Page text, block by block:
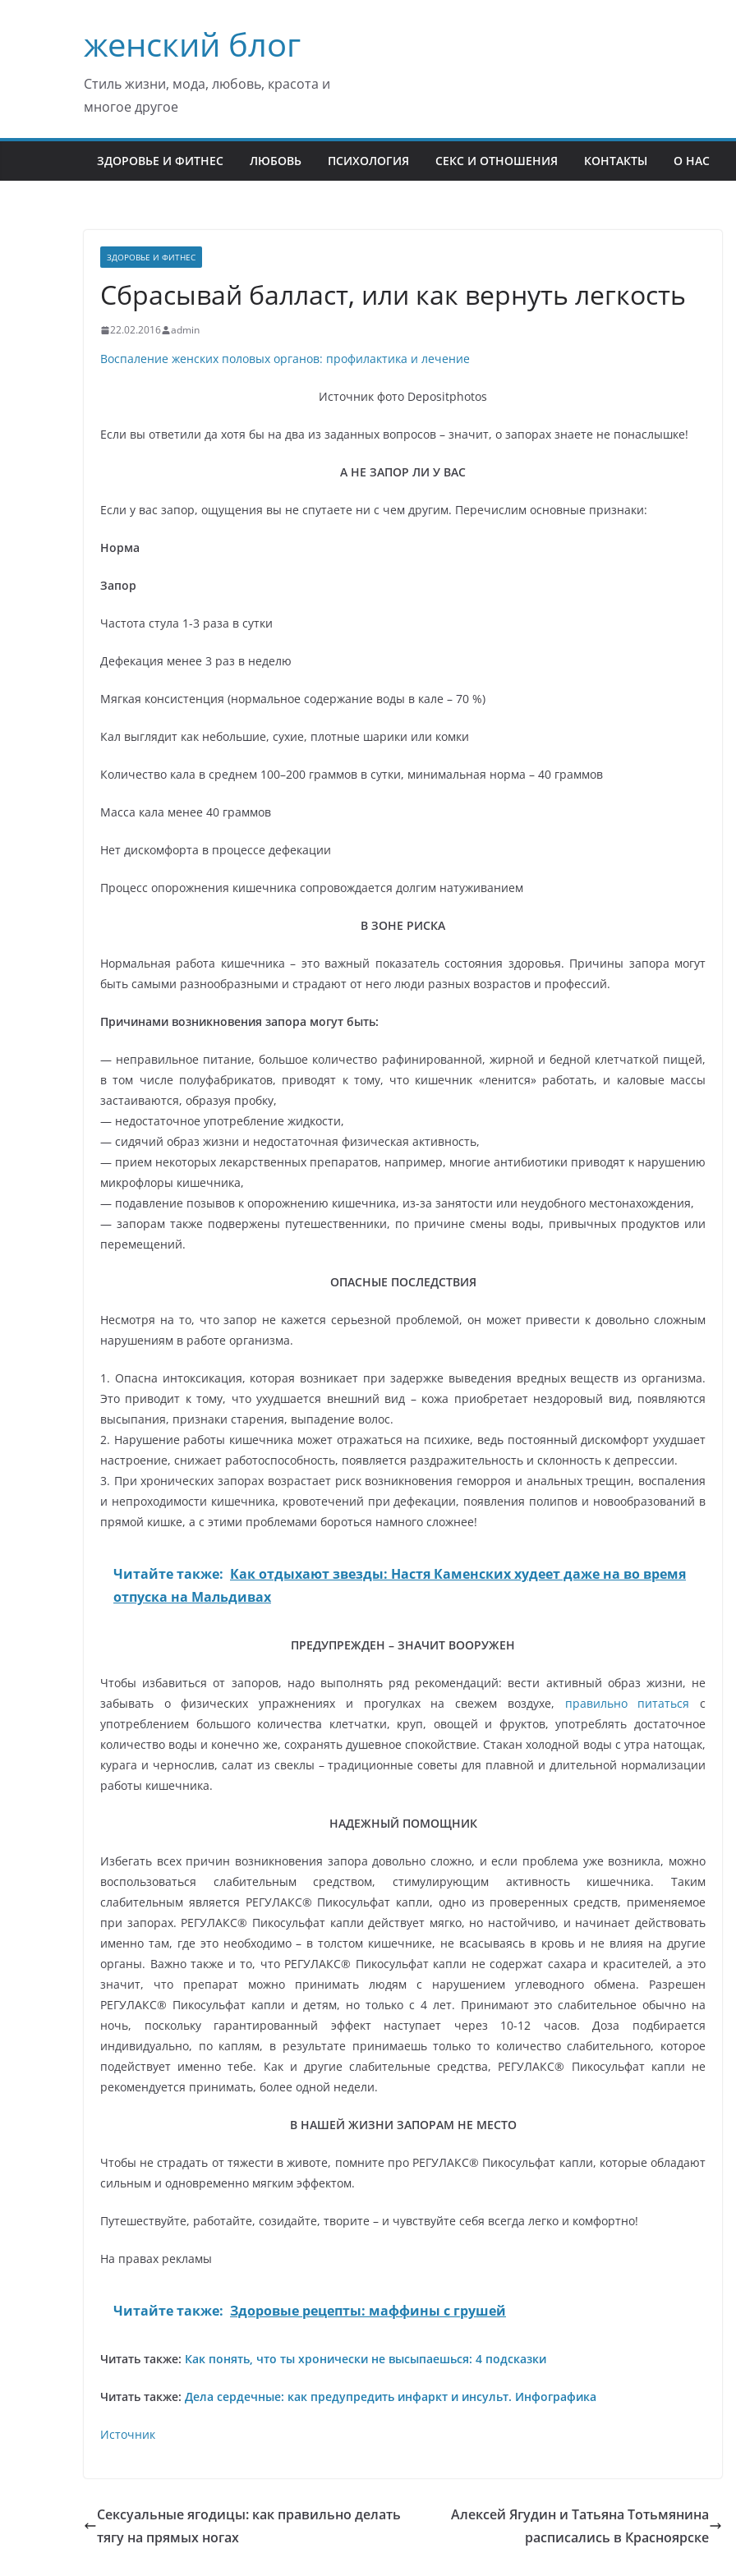
содержимомуженский блог
Стиль жизни, мода, любовь, красота и
многое другое
ЗДОРОВЬЕ И ФИТНЕС ЛЮБОВЬ ПСИХОЛОГИЯ СЕКС И ОТНОШЕНИЯ КОНТАКТЫ О НАС
ЗДОРОВЬЕ И ФИТНЕС
Сбрасывай балласт, или как вернуть легкость
22.02.2016 admin
Воспаление женских половых органов: профилактика и лечение
Источник фото Depositphotos
Если вы ответили да хотя бы на два из заданных вопросов – значит, о запорах знаете не понаслышке!
А НЕ ЗАПОР ЛИ У ВАС
Если у вас запор, ощущения вы не спутаете ни с чем другим. Перечислим основные признаки:
Норма
Запор
Частота стула 1-3 раза в сутки
Дефекация менее 3 раз в неделю
Мягкая консистенция (нормальное содержание воды в кале – 70 %)
Кал выглядит как небольшие, сухие, плотные шарики или комки
Количество кала в среднем 100–200 граммов в сутки, минимальная норма – 40 граммов
Масса кала менее 40 граммов
Нет дискомфорта в процессе дефекации
Процесс опорожнения кишечника сопровождается долгим натуживанием
В ЗОНЕ РИСКА
Нормальная работа кишечника – это важный показатель состояния здоровья. Причины запора могут
быть самыми разнообразными и страдают от него люди разных возрастов и профессий.
Причинами возникновения запора могут быть:
— неправильное питание, большое количество рафинированной, жирной и бедной клетчаткой пищей,
в том числе полуфабрикатов, приводят к тому, что кишечник «ленится» работать, и каловые массы
застаиваются, образуя пробку,
— недостаточное употребление жидкости,
— сидячий образ жизни и недостаточная физическая активность,
— прием некоторых лекарственных препаратов, например, многие антибиотики приводят к нарушению
микрофлоры кишечника,
— подавление позывов к опорожнению кишечника, из-за занятости или неудобного местонахождения,
— запорам также подвержены путешественники, по причине смены воды, привычных продуктов или
перемещений.
ОПАСНЫЕ ПОСЛЕДСТВИЯ
Несмотря на то, что запор не кажется серьезной проблемой, он может привести к довольно сложным
нарушениям в работе организма.
1. Опасна интоксикация, которая возникает при задержке выведения вредных веществ из организма.
Это приводит к тому, что ухудшается внешний вид – кожа приобретает нездоровый вид, появляются
высыпания, признаки старения, выпадение волос.
2. Нарушение работы кишечника может отражаться на психике, ведь постоянный дискомфорт ухудшает
настроение, снижает работоспособность, появляется раздражительность и склонность к депрессии.
3. При хронических запорах возрастает риск возникновения геморроя и анальных трещин, воспаления
и непроходимости кишечника, кровотечений при дефекации, появления полипов и новообразований в
прямой кишке, а с этими проблемами бороться намного сложнее!
Читайте также: Как отдыхают звезды: Настя Каменских худеет даже на во время
отпуска на Мальдивах
ПРЕДУПРЕЖДЕН – ЗНАЧИТ ВООРУЖЕН
Чтобы избавиться от запоров, надо выполнять ряд рекомендаций: вести активный образ жизни, не
забывать о физических упражнениях и прогулках на свежем воздухе, правильно питаться с
употреблением большого количества клетчатки, круп, овощей и фруктов, употреблять достаточное
количество воды и конечно же, сохранять душевное спокойствие. Стакан холодной воды с утра натощак,
курага и чернослив, салат из свеклы – традиционные советы для плавной и длительной нормализации
работы кишечника.
НАДЕЖНЫЙ ПОМОЩНИК
Избегать всех причин возникновения запора довольно сложно, и если проблема уже возникла, можно
воспользоваться слабительным средством, стимулирующим активность кишечника. Таким
слабительным является РЕГУЛАКС® Пикосульфат капли, одно из проверенных средств, применяемое
при запорах. РЕГУЛАКС® Пикосульфат капли действует мягко, но настойчиво, и начинает действовать
именно там, где это необходимо – в толстом кишечнике, не всасываясь в кровь и не влияя на другие
органы. Важно также и то, что РЕГУЛАКС® Пикосульфат капли не содержат сахара и красителей, а это
значит, что препарат можно принимать людям с нарушением углеводного обмена. Разрешен
РЕГУЛАКС® Пикосульфат капли и детям, но только с 4 лет. Принимают это слабительное обычно на
ночь, поскольку гарантированный эффект наступает через 10-12 часов. Доза подбирается
индивидуально, по каплям, в результате принимаешь только то количество слабительного, которое
подействует именно тебе. Как и другие слабительные средства, РЕГУЛАКС® Пикосульфат капли не
рекомендуется принимать, более одной недели.
В НАШЕЙ ЖИЗНИ ЗАПОРАМ НЕ МЕСТО
Чтобы не страдать от тяжести в животе, помните про РЕГУЛАКС® Пикосульфат капли, которые обладают
сильным и одновременно мягким эффектом.
Путешествуйте, работайте, созидайте, творите – и чувствуйте себя всегда легко и комфортно!
На правах рекламы
Читайте также: Здоровые рецепты: маффины с грушей
Читать также: Как понять, что ты хронически не высыпаешься: 4 подсказки
Читать также: Дела сердечные: как предупредить инфаркт и инсульт. Инфографика
Источник
Сексуальные ягодицы: как правильно делать
тягу на прямых ногах
Алексей Ягудин и Татьяна Тотьмянина
расписались в Красноярске